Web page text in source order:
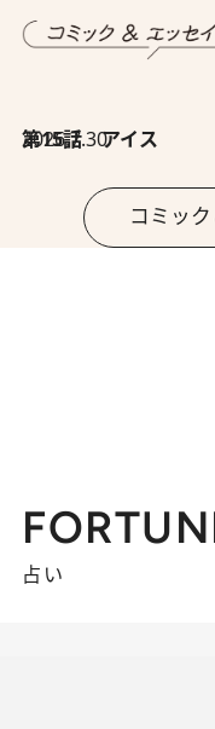
2026.7.30
第15話 アイス
コミッ
占い